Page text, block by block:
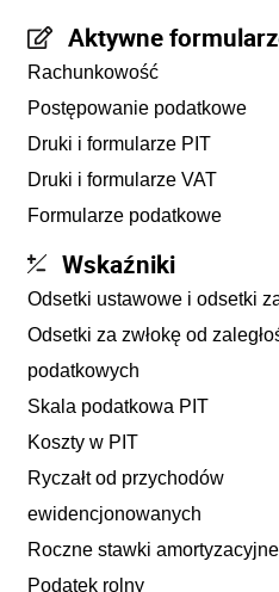
Aktywne
Rachunkowość
Postępowanie podatkowe
Druki i formularze PIT
Druki i formularze VAT
Formularze podatkowe
Wskaźniki
Odsetki ustawowe i odsetki
Odsetki za zwłokę od
podatkowych
Skala podatkowa PIT
Koszty w PIT
Ryczałt od przychodów
ewidencjonowanych
Roczne stawki amortyzacyjne
Podatek rolny